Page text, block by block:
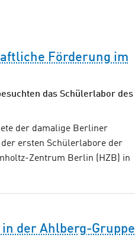
Förderung im
das Schülerlabor des
der damalige Berliner
ersten Schülerlabore der
Zentrum Berlin (HZB) in
der Ahlberg-Gruppe